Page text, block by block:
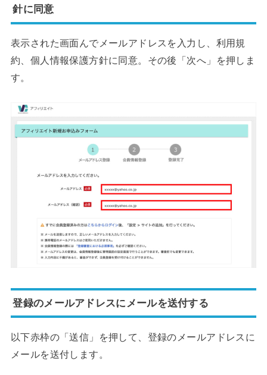
針に同意
表示された画面んでメールアドレスを入力し、利用規
約、個人情報保護方針に同意。その後「次へ」を押しま
す。
登録のメールアドレスにメールを送付する
以下赤枠の「送信」を押して、登録のメールアドレスに
メールを送付します。